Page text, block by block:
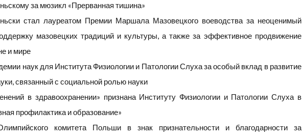
за мюзикл «Прерванная тишина»
стал лауреатом Премии Маршала Мазовецкого воеводства за неоценимый
мазовецких традиций и культуры, а также за эффективное продвижение
и мире
наук для Института Физиологии и Патологии Слуха за особый вклад в развитие
связанный с социальной ролью науки
в здравоохранении» признана Институту Физиологии и Патологии Слуха в
профилактика и образование»
комитета Польши в знак признательности и благодарности за